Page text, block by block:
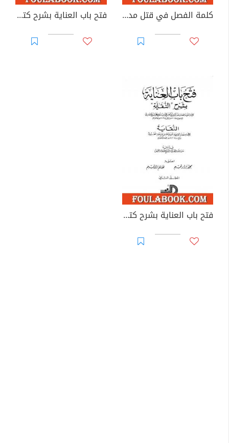
كلمة الفصل في قتل مدمني الخمر فتح باب العناية بشرح كتاب النقاية - المجلد الأول
فتح باب العناية بشرح كتاب النقاية - المجلد الثاني